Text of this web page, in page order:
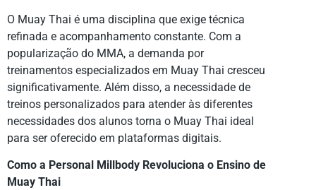
O Muay Thai é uma disciplina que exige técnica
refinada e acompanhamento constante. Com a
popularização do MMA, a demanda por
treinamentos especializados em Muay Thai cresceu
significativamente. Além disso, a necessidade de
treinos personalizados para atender às diferentes
necessidades dos alunos torna o Muay Thai ideal
para ser oferecido em plataformas digitais.
Como a Personal Millbody Revoluciona o Ensino de
Muay Thai